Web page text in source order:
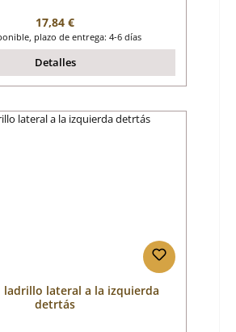
Precio normal:
17,84 €
plazo de entrega: 4-6 días
Detalles
ladrillo lateral a la izquierda
detrtás